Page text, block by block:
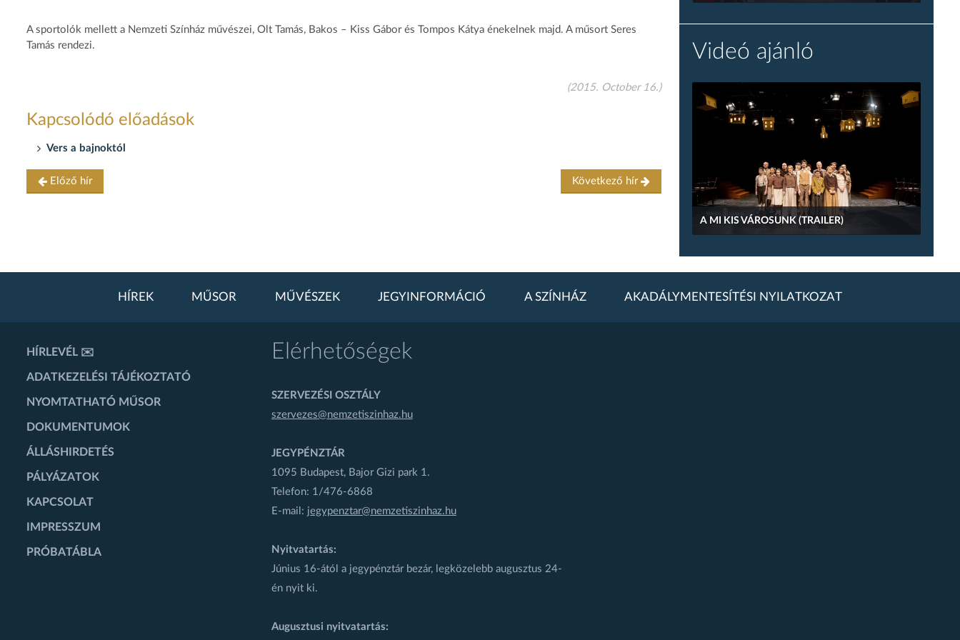
A sportolók mellett a Nemzeti Színház művészei, Olt Tamás, Bakos – Kiss Gábor és Tompos Kátya énekelnek majd. A műsort Seres
Tamás rendezi.
(2015. October 16.)
Kapcsolódó előadások
Vers a bajnoktól
Előző hír Következő hír
Videó ajánló
A MI KIS VÁROSUNK (TRAILER)
HÍREK MŰSOR MŰVÉSZEK JEGYINFORMÁCIÓ A SZÍNHÁZ AKADÁLYMENTESÍTÉSI NYILATKOZAT
HÍRLEVÉL ✉️
ADATKEZELÉSI TÁJÉKOZTATÓ
NYOMTATHATÓ MŰSOR
DOKUMENTUMOK
ÁLLÁSHIRDETÉS
PÁLYÁZATOK
KAPCSOLAT
IMPRESSZUM
PRÓBATÁBLA
Elérhetőségek
SZERVEZÉSI OSZTÁLY
szervezes@nemzetiszinhaz.hu
JEGYPÉNZTÁR
1095 Budapest, Bajor Gizi park 1.
Telefon: 1/476-6868
E-mail: jegypenztar@nemzetiszinhaz.hu
Nyitvatartás:
Június 16-ától a jegypénztár bezár, legközelebb augusztus 24-
én nyit ki.
Augusztusi nyitvatartás: